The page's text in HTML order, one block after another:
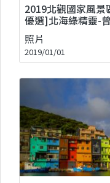
2019北觀國家風
優選]北海綠精靈-
照片
2019/01/01